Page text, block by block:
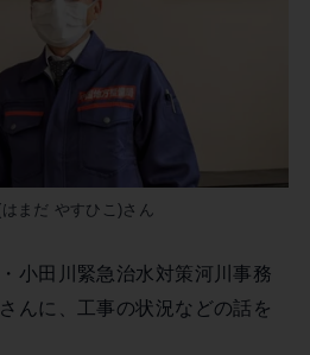
まだ やすひこ)さん
小田川緊急治水対策河川事務
んに、工事の状況などの話を